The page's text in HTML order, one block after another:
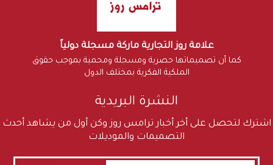
علامة روز التجارية ماركة مسجلة دولياً
كما أن تصميماتها حصرية ومسجلة ومحمية بموجب حقوق
الملكية الفكرية بمختلف الدول
النشرة البريدية
اشترك لتحصل على أخر أخبار ترامس روز وكن أول من يشاهد أحدث
التصميمات والموديلات